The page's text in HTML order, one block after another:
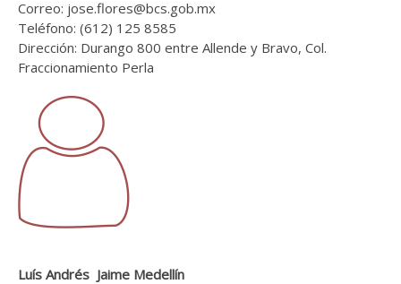
Correo: jose.flores@bcs.gob.mx
Teléfono: (612) 125 8585
Dirección: Durango 800 entre Allende y Bravo, Col.
Fraccionamiento Perla
Luís Andrés Jaime Medellín